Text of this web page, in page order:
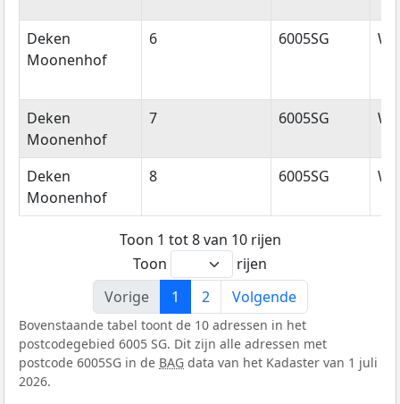
Deken
Moonenhof
6 6005SG
Deken
Moonenhof
7 6005SG
Deken
Moonenhof
8 6005SG
Toon 1 tot 8 van 10 rijen
Toon
rijen
Vorige
1 2 Volgende
Bovenstaande tabel toont de 10 adressen in het
postcodegebied 6005 SG. Dit zijn alle adressen met
postcode 6005SG in de BAG data van het Kadaster van 1 juli
2026.